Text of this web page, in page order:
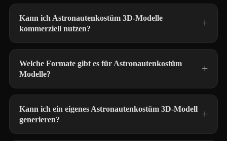
Kann ich Astronautenkostüm 3D-Modelle
kommerziell nutzen?
Welche Formate gibt es für Astronautenkostüm
Modelle?
Kann ich ein eigenes Astronautenkostüm 3D-Modell
generieren?